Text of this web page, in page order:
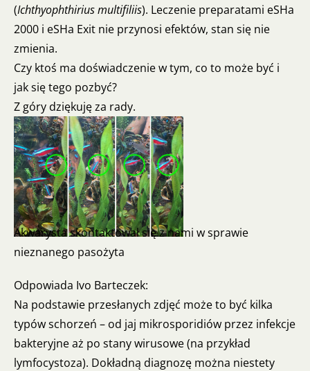
(Ichthyophthirius multifiliis). Leczenie preparatami eSHa
2000 i eSHa Exit nie przynosi efektów, stan się nie
zmienia.
Czy ktoś ma doświadczenie w tym, co to może być i
jak się tego pozbyć?
Z góry dziękuję za rady.
Akwarysta skontaktował się z nami w sprawie
nieznanego pasożyta
Odpowiada Ivo Barteczek:
Na podstawie przesłanych zdjęć może to być kilka
typów schorzeń – od jaj mikrosporidiów przez infekcje
bakteryjne aż po stany wirusowe (na przykład
lymfocystoza). Dokładną diagnozę można niestety